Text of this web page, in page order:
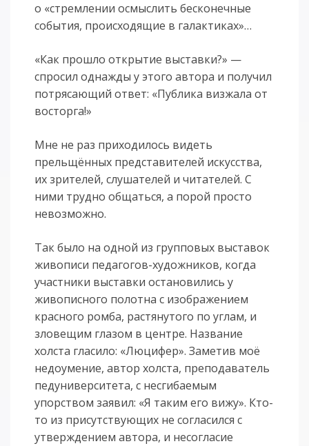
о «стремлении осмыслить бесконечные
события, происходящие в галактиках»…
«Как прошло открытие выставки?» —
спросил однажды у этого автора и получил
потрясающий ответ: «Публика визжала от
восторга!»
Мне не раз приходилось видеть
прельщённых представителей искусства,
их зрителей, слушателей и читателей. С
ними трудно общаться, а порой просто
невозможно.
Так было на одной из групповых выставок
живописи педагогов-художников, когда
участники выставки остановились у
живописного полотна с изображением
красного ромба, растянутого по углам, и
зловещим глазом в центре. Название
холста гласило: «Люцифер». Заметив моё
недоумение, автор холста, преподаватель
педуниверситета, с несгибаемым
упорством заявил: «Я таким его вижу». Кто-
то из присутствующих не согласился с
утверждением автора, и несогласие